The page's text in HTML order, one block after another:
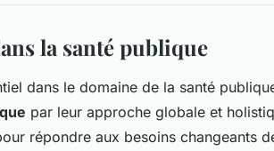
la santé publique
dans le domaine de la santé
par leur approche globale et
répondre aux besoins changeants